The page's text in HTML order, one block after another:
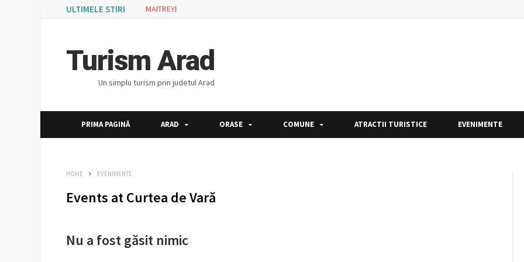
ULTIMELE STIRI MAITREYI
Turism Arad
Un simplu turism prin judetul Arad
PRIMA PAGINĂ ARAD ORASE COMUNE ATRACTII TURISTICE EVENIMENTE
HOME EVENIMENTE
Events atCurtea de Vară
Nu a fost găsit nimic